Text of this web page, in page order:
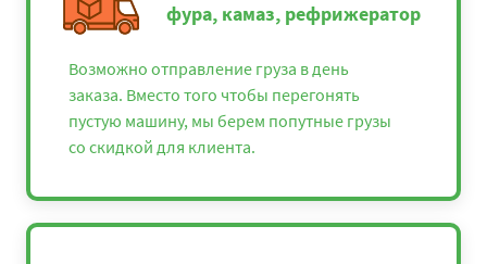
фура, камаз, рефрижератор
Возможно отправление груза в день
заказа. Вместо того чтобы перегонять
пустую машину, мы берем попутные грузы
со скидкой для клиента.